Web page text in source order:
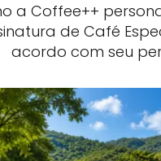
a Coffee++
de Café
acordo com seu